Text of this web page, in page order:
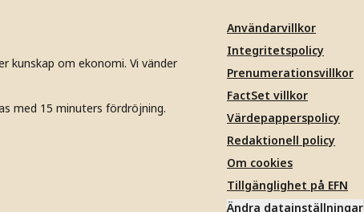
kunskap om ekonomi. Vi vänder
med 15 minuters fördröjning.
Användarvillkor
Integritetspolicy
Prenumerationsvillkor
FactSet villkor
Värdepapperspolicy
Redaktionell policy
Om cookies
Tillgänglighet på EFN
Ändra datainställningar